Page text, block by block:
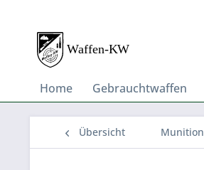
Home Gebrauchtwaffen
Übersicht Munition